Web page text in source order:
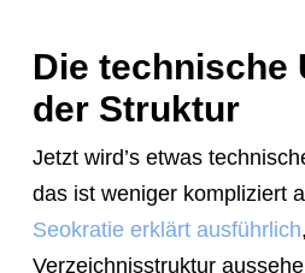
Die technische
der Struktur
Jetzt wird’s etwas
das ist weniger kompliziert
Seokratie erklärt ausführlich
Verzeichnisstruktur